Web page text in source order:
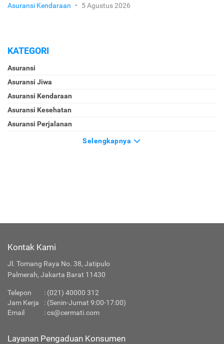
Asuransi Kendaraan • 5 Agustus 2026
KATEGORI
Asuransi
Asuransi Jiwa
Asuransi Kendaraan
Asuransi Kesehatan
Asuransi Perjalanan
Selengkapnya
Kontak Kami
Jl. Tomang Raya No. 38, Jatipulo
Palmerah, Jakarta Barat 11430
Telepon : (021) 40000 312
Jam Kerja
: (Senin-Jumat 9:00-17:00)
Email
:cs@cermati.com
Layanan Pengaduan Konsumen